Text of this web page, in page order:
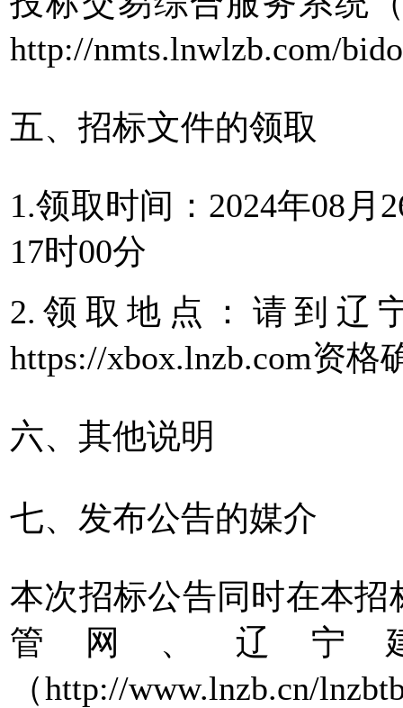
http://nmts.lnwlzb.com/
五、招标文件的领取
1.领取时间：2024年08月
17时00分
2.领取地点：请到辽
https://xbox.lnzb.com资格
六、其他说明
七、发布公告的媒介
本次招标公告同时在本
管网、辽宁
（http://www.lnzb.cn/